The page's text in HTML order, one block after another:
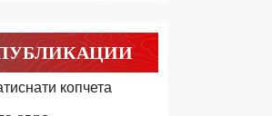
копчета